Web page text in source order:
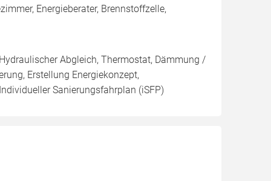
Energieberater, Brennstoffzelle,
Abgleich, Thermostat, Dämmung /
Erstellung Energiekonzept,
Sanierungsfahrplan (iSFP)